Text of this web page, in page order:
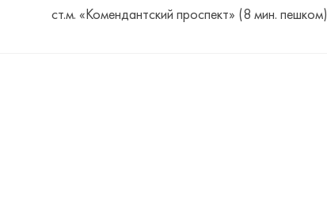
ст.м. «Комендантский проспект» (8 мин. пешком)